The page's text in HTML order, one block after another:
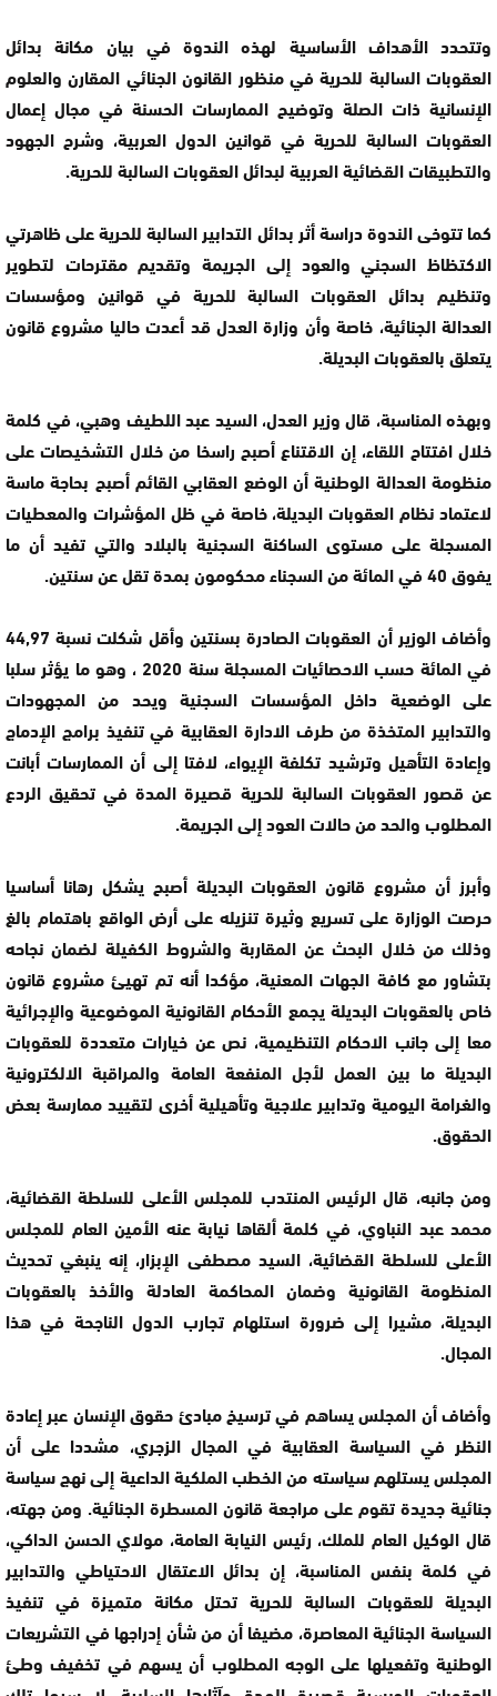
وتتحدد الأهداف الأساسية لهذه الندوة في بيان مكانة بدائل
العقوبات السالبة للحرية في منظور القانون الجنائي المقارن والعلوم
الإنسانية ذات الصلة وتوضيح الممارسات الحسنة في مجال إعمال
العقوبات السالبة للحرية في قوانين الدول العربية، وشرح الجهود
والتطبيقات القضائية العربية لبدائل العقوبات السالبة للحرية.
كما تتوخى الندوة دراسة أثر بدائل التدابير السالبة للحرية على ظاهرتي
الاكتظاظ السجني والعود إلى الجريمة وتقديم مقترحات لتطوير
وتنظيم بدائل العقوبات السالبة للحرية في قوانين ومؤسسات
العدالة الجنائية، خاصة وأن وزارة العدل قد أعدت حاليا مشروع قانون
يتعلق بالعقوبات البديلة.
وبهذه المناسبة، قال وزير العدل، السيد عبد اللطيف وهبي، في كلمة
خلال افتتاح اللقاء، إن الاقتناع أصبح راسخا من خلال التشخيصات على
منظومة العدالة الوطنية أن الوضع العقابي القائم أصبح بحاجة ماسة
لاعتماد نظام العقوبات البديلة، خاصة في ظل المؤشرات والمعطيات
المسجلة على مستوى الساكنة السجنية بالبلاد والتي تفيد أن ما
يفوق 40 في المائة من السجناء محكومون بمدة تقل عن سنتين.
وأضاف الوزير أن العقوبات الصادرة بسنتين وأقل شكلت نسبة 44,97
في المائة حسب الاحصائيات المسجلة سنة 2020 ، وهو ما يؤثر سلبا
على الوضعية داخل المؤسسات السجنية ويحد من المجهودات
والتدابير المتخذة من طرف الادارة العقابية في تنفيذ برامج الإدماج
وإعادة التأهيل وترشيد تكلفة الإيواء، لافتا إلى أن الممارسات أبانت
عن قصور العقوبات السالبة للحرية قصيرة المدة في تحقيق الردع
المطلوب والحد من حالات العود إلى الجريمة.
وأبرز أن مشروع قانون العقوبات البديلة أصبح يشكل رهانا أساسيا
حرصت الوزارة على تسريع وثيرة تنزيله على أرض الواقع باهتمام بالغ
وذلك من خلال البحث عن المقاربة والشروط الكفيلة لضمان نجاحه
بتشاور مع كافة الجهات المعنية، مؤكدا أنه تم تهيئ مشروع قانون
خاص بالعقوبات البديلة يجمع الأحكام القانونية الموضوعية والإجرائية
معا إلى جانب الاحكام التنظيمية، نص عن خيارات متعددة للعقوبات
البديلة ما بين العمل لأجل المنفعة العامة والمراقبة الالكترونية
والغرامة اليومية وتدابير علاجية وتأهيلية أخرى لتقييد ممارسة بعض
الحقوق.
ومن جانبه، قال الرئيس المنتدب للمجلس الأعلى للسلطة القضائية،
محمد عبد النباوي، في كلمة ألقاها نيابة عنه الأمين العام للمجلس
الأعلى للسلطة القضائية، السيد مصطفى الإبزار، إنه ينبغي تحديث
المنظومة القانونية وضمان المحاكمة العادلة والأخذ بالعقوبات
البديلة، مشيرا إلى ضرورة استلهام تجارب الدول الناجحة في هذا
المجال.
وأضاف أن المجلس يساهم في ترسيخ مبادئ حقوق الإنسان عبر إعادة
النظر في السياسة العقابية في المجال الزجري، مشددا على أن
المجلس يستلهم سياسته من الخطب الملكية الداعية إلى نهج سياسة
جنائية جديدة تقوم على مراجعة قانون المسطرة الجنائية. ومن جهته،
قال الوكيل العام للملك، رئيس النيابة العامة، مولاي الحسن الداكي،
في كلمة بنفس المناسبة، إن بدائل الاعتقال الاحتياطي والتدابير
البديلة للعقوبات السالبة للحرية تحتل مكانة متميزة في تنفيذ
السياسة الجنائية المعاصرة، مضيفا أن من شأن إدراجها في التشريعات
الوطنية وتفعيلها على الوجه المطلوب أن يسهم في تخفيف وطئ